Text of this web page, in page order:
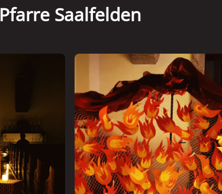
Pfarre Saalfelden